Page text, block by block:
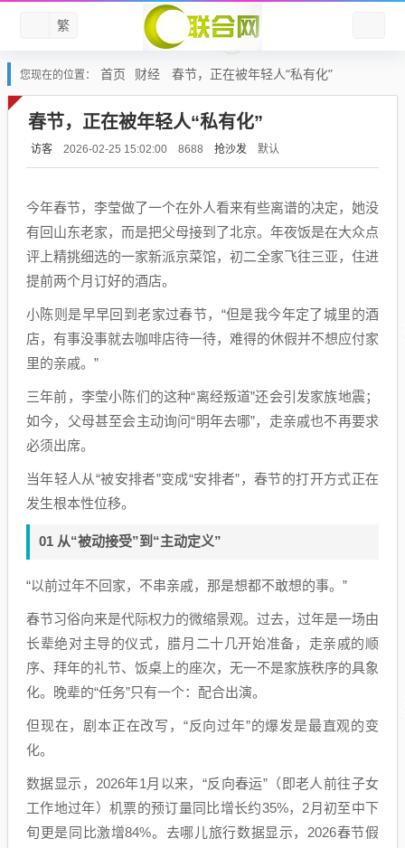
繁
您现在的位置： 首页 财经 春节，正在被年轻人“私有化”
春节，正在被年轻人“私有化”
访客 2026-02-25 15:02:00 8688 抢沙发 默认
今年春节，李莹做了一个在外人看来有些离谱的决定，她没
有回山东老家，而是把父母接到了北京。年夜饭是在大众点
评上精挑细选的一家新派京菜馆，初二全家飞往三亚，住进
提前两个月订好的酒店。
小陈则是早早回到老家过春节，“但是我今年定了城里的酒
店，有事没事就去咖啡店待一待，难得的休假并不想应付家
里的亲戚。”
三年前，李莹小陈们的这种“离经叛道”还会引发家族地震；
如今，父母甚至会主动询问“明年去哪”，走亲戚也不再要求
必须出席。
当年轻人从“被安排者”变成“安排者”，春节的打开方式正在
发生根本性位移。
01 从“被动接受”到“主动定义”
“以前过年不回家，不串亲戚，那是想都不敢想的事。”
春节习俗向来是代际权力的微缩景观。过去，过年是一场由
长辈绝对主导的仪式，腊月二十几开始准备，走亲戚的顺
序、拜年的礼节、饭桌上的座次，无一不是家族秩序的具象
化。晚辈的“任务”只有一个：配合出演。
但现在，剧本正在改写，“反向过年”的爆发是最直观的变
化。
数据显示，2026年1月以来，“反向春运”（即老人前往子女
工作地过年）机票的预订量同比增长约35%，2月初至中下
旬更是同比激增84%。去哪儿旅行数据显示，2026春节假